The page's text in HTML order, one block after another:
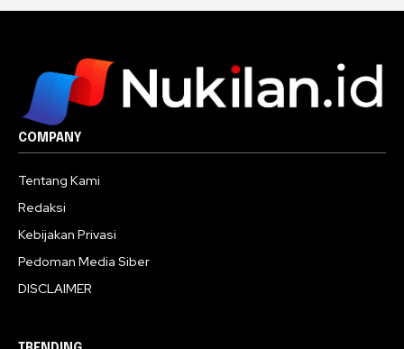
COMPANY
Tentang Kami
Redaksi
Kebijakan Privasi
Pedoman Media Siber
DISCLAIMER